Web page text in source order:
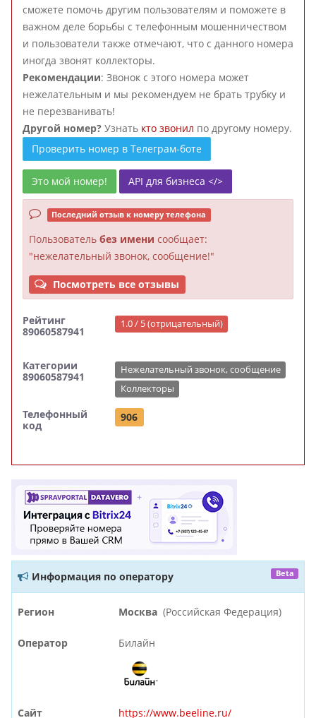
сможете помочь другим пользователям и поможете в
важном деле борьбы с телефонным мошенничеством
и пользователи также отмечают, что с данного номера
иногда звонят коллекторы.
Рекомендации: Звонок с этого номера может
нежелательным и мы рекомендуем не брать трубку и
не перезванивать!
Другой номер? Узнать кто звонил по другому номеру.
Проверить номер в Телеграм-боте
Это мой номер! API для бизнеса </>
Последний отзыв к номеру телефона
Пользователь без имени сообщает:
"нежелательный звонок, сообщение!"
Посмотреть все отзывы
Рейтинг
89060587941
1.0 / 5 (отрицательный)
Категории
89060587941
Нежелательный звонок, сообщение
Коллекторы
Телефонный
код
906
Информация по оператору Beta
Регион Москва (Российская Федерация)
Оператор Билайн
Сайт https://www.beeline.ru/